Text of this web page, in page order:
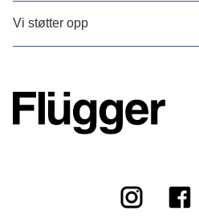
Vi støtter opp